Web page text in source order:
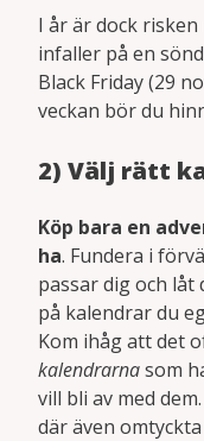
I år är dock
infaller på en
Black Friday (29
veckan bör du
2) Välj rätt
Köp bara en
ha. Fundera i
passar dig och
på kalendrar du
Kom ihåg att det
kalendrarnasom
vill bli av med
där även